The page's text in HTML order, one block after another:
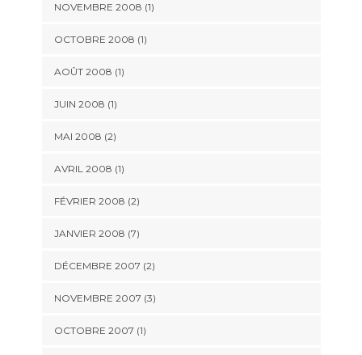
NOVEMBRE 2008 (1)
OCTOBRE 2008 (1)
AOÛT 2008 (1)
JUIN 2008 (1)
MAI 2008 (2)
AVRIL 2008 (1)
FÉVRIER 2008 (2)
JANVIER 2008 (7)
DÉCEMBRE 2007 (2)
NOVEMBRE 2007 (3)
OCTOBRE 2007 (1)